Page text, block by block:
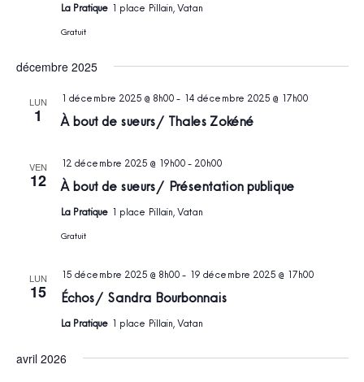
La Pratique 1 place Pillain, Vatan
Gratuit
décembre 2025
LUN
1 À bout de sueurs / Thales Zokéné
1 décembre 2025 @ 8h00- 14 décembre 2025 @ 17h00
VEN
12 À bout de sueurs / Présentation publique
12 décembre 2025 @ 19h00- 20h00
La Pratique 1 place Pillain, Vatan
Gratuit
LUN
15 Échos / Sandra Bourbonnais
15 décembre 2025 @ 8h00- 19 décembre 2025 @ 17h00
La Pratique 1 place Pillain, Vatan
avril 2026